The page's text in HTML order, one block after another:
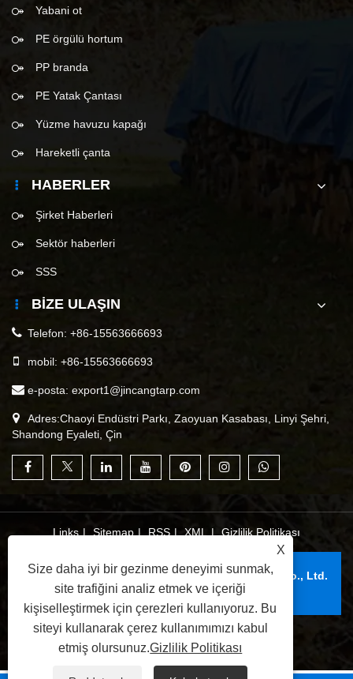
Yabani ot
PE örgülü hortum
PP branda
PE Yatak Çantası
Yüzme havuzu kapağı
Hareketli çanta
HABERLER
Şirket Haberleri
Sektör haberleri
SSS
BIZE ULAŞIN
Telefon: +86-15563666693
mobil: +86-15563666693
e-posta: export1@jincangtarp.com
Adres:Chaoyi Endüstri Parkı, Zaoyuan Kasabası, Linyi Şehri,
Shandong Eyaleti, Çin
Links | Sitemap | RSS | XML | Gizlilik Politikası
Telif Hakkı © 2025 Linyi Jincang Plastik Ürünler Co., Ltd.
Tüm Hakları Saklıdır.
X
Size daha iyi bir gezinme deneyimi sunmak,
site trafiğini analiz etmek ve içeriği
kişiselleştirmek için çerezleri kullanıyoruz. Bu
siteyi kullanarak çerez kullanımımızı kabul
etmiş olursunuz.Gizlilik Politikası